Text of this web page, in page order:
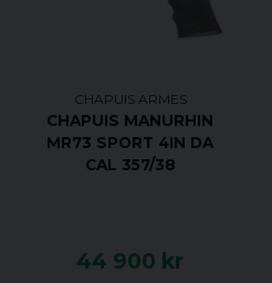
CHAPUIS ARMES
CHAPUIS MANURHIN
MR73 SPORT 4IN DA
CAL 357/38
44 900 kr